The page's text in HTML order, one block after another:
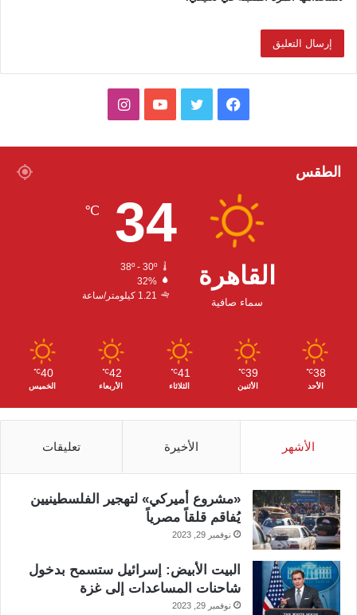
ب
و
و
ب
ق
ا
الطقس
القاهرة
سماء صافية
34
℃
38º - 30º
32%
1.21 كيلومتر/ساعة
38
℃
الأحد
39
℃
الأثنين
41
℃
الثلاثاء
42
℃
الأربعاء
40
℃
الخميس
الأشهر الأخيرة تعليقات
«مشروع أميركي» لتهجير الفلسطينيين
يُفاقم قلقاً مصرياً
نوفمبر 29, 2023
البيت الأبيض: إسرائيل ستسمح بدخول
شاحنات المساعدات إلى غزة
نوفمبر 29, 2023